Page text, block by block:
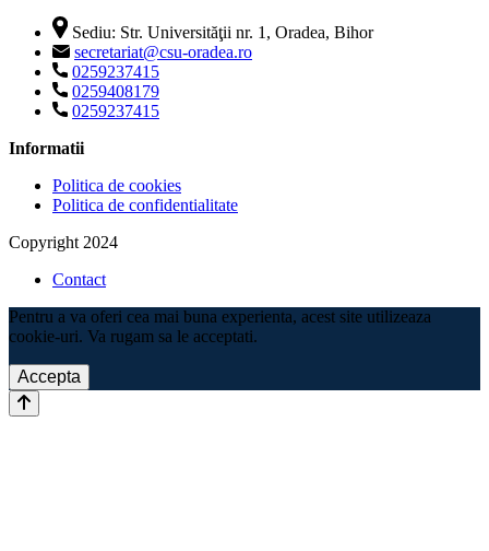
Sediu: Str. Universităţii nr. 1, Oradea, Bihor
secretariat@csu-oradea.ro
0259237415
0259408179
0259237415
Informatii
Politica de cookies
Politica de confidentialitate
Copyright 2024
Contact
Pentru a va oferi cea mai buna experienta, acest site utilizeaza
cookie-uri. Va rugam sa le acceptati.
Accepta